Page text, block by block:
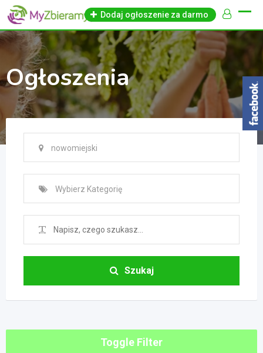
Skip
content
Dodaj ogłoszenie za darmo
Ogłoszenia
nowomiejski
Wybierz Kategorię
Szukaj
Toggle Filter